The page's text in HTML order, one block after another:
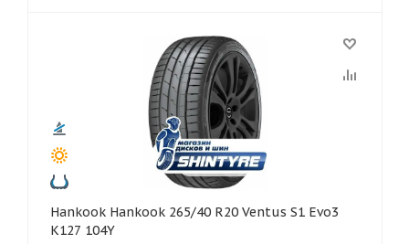
Hankook Hankook 265/40 R20 Ventus S1 Evo3
K127 104Y